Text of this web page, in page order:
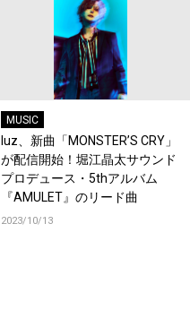
MUSIC
luz、新曲「MONSTER’S CRY」
が配信開始！堀江晶太サウンド
プロデュース・5thアルバム
『AMULET』のリード曲
2023/10/13